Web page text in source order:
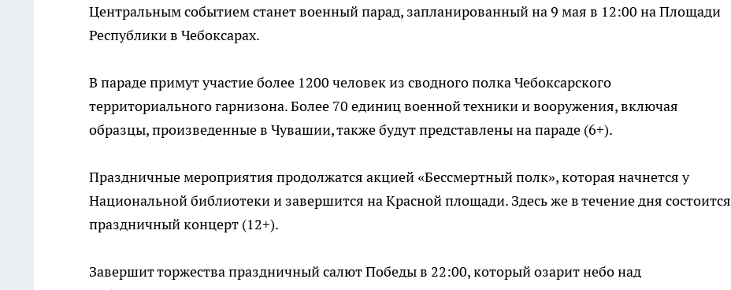
Центральным событием станет военный парад, запланированный на 9 мая в 12:00 на Площади
Республики в Чебоксарах.
В параде примут участие более 1200 человек из сводного полка Чебоксарского
территориального гарнизона. Более 70 единиц военной техники и вооружения, включая
образцы, произведенные в Чувашии, также будут представлены на параде (6+).
Праздничные мероприятия продолжатся акцией «Бессмертный полк», которая начнется у
Национальной библиотеки и завершится на Красной площади. Здесь же в течение дня состоится
праздничный концерт (12+).
Завершит торжества праздничный салют Победы в 22:00, который озарит небо над